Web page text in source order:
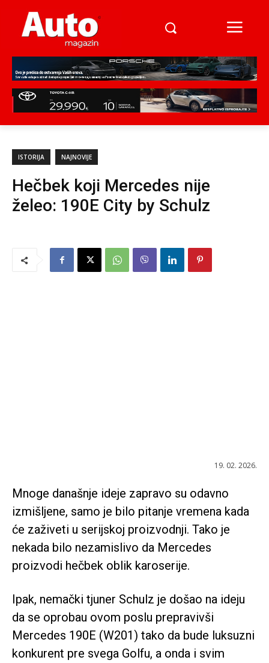
ISTORIJA NAJNOVIJE
Hečbek koji Mercedes nije
želeo: 190E City by Schulz
19. 02. 2026.
Mnoge današnje ideje zapravo su odavno
izmišljene, samo je bilo pitanje vremena kada
će zaživeti u serijskoj proizvodnji. Tako je
nekada bilo nezamislivo da Mercedes
proizvodi hečbek oblik karoserije.
Ipak, nemački tjuner Schulz je došao na ideju
da se oprobau ovom poslu prepravivši
Mercedes 190E (W201) tako da bude luksuzni
konkurent pre svega Golfu, a onda i svim